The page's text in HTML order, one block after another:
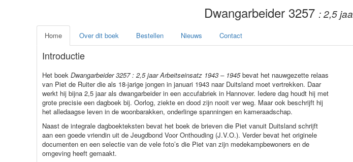
Dwangarbeider 3257 : 2,5
Home Over dit boek Bestellen Nieuws Contact
Introductie
Het boek Dwangarbeider 3257 : 2,5 jaar Arbeitseinsatz 1943 – 1945bevat het nauwgezette relaas
van Piet de Ruiter die als 18-jarige jongen in januari 1943 naar Duitsland moet vertrekken. Daar
werkt hij bijna 2,5 jaar als dwangarbeider in een accufabriek in Hannover. Iedere dag houdt hij met
grote precisie een dagboek bij. Oorlog, ziekte en dood zijn nooit ver weg. Maar ook beschrijft hij
het alledaagse leven in de woonbarakken, onderlinge spanningen en kameraadschap.
Naast de integrale dagboekteksten bevat het boek de brieven die Piet vanuit Duitsland schrijft
aan een goede vriendin uit de Jeugdbond Voor Onthouding (J.V.O.). Verder bevat het originele
documenten en een selectie van de vele foto’s die Piet van zijn medekampbewoners en de
omgeving heeft gemaakt.